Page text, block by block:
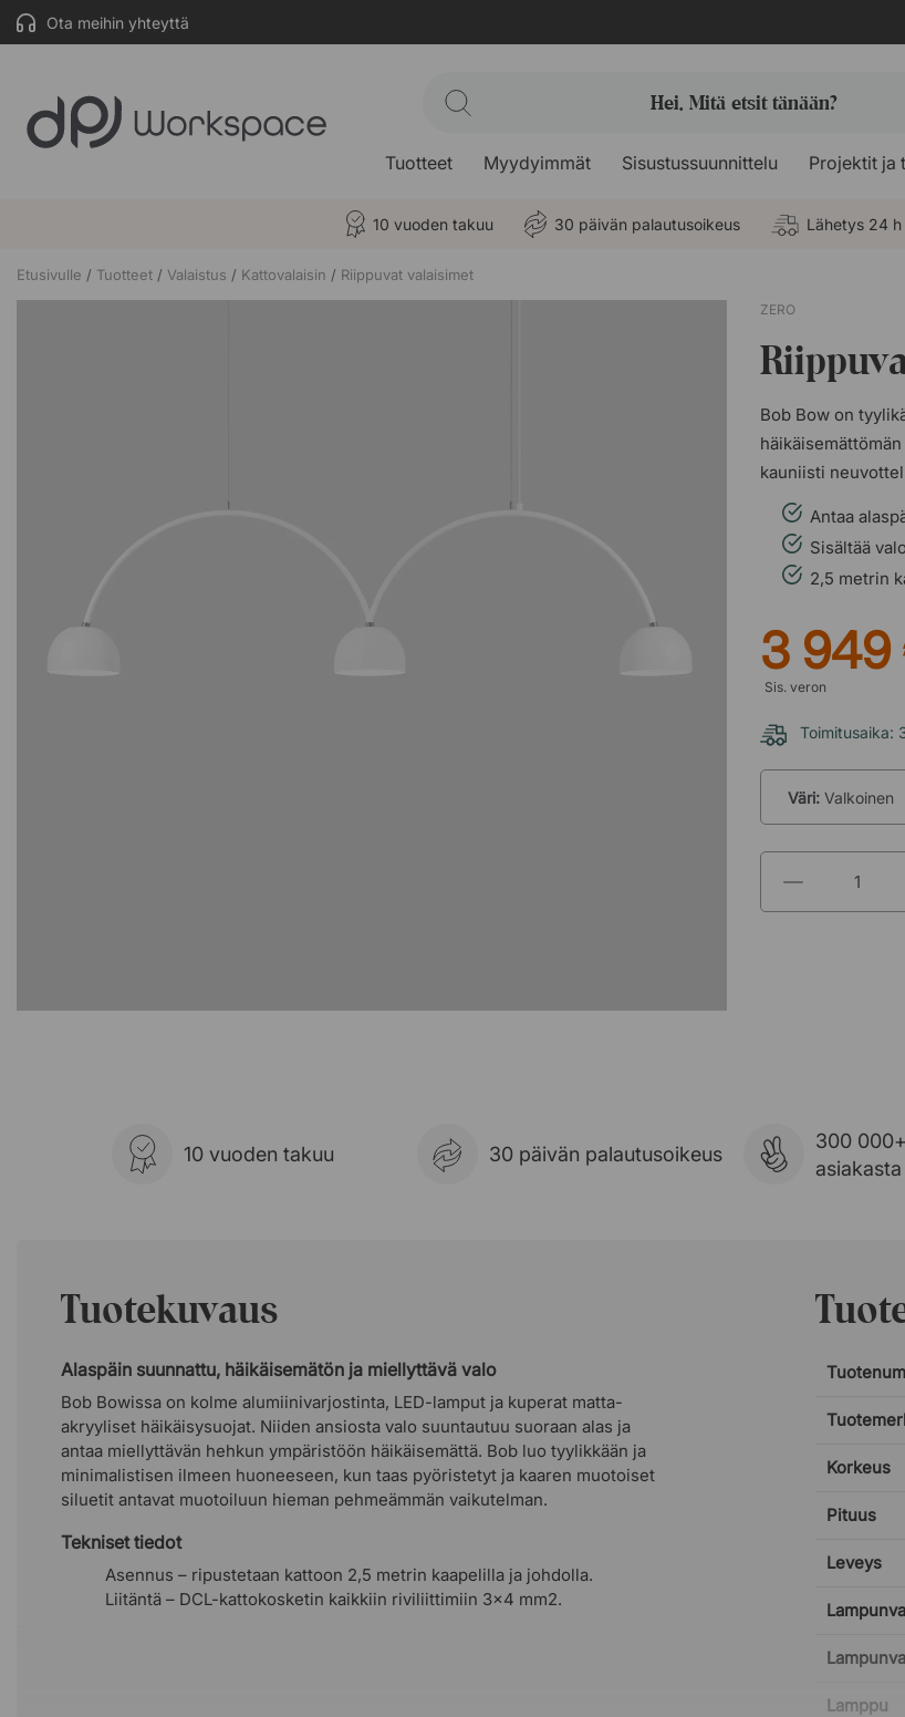
Ota meihin yhteyttä
Tuotteet Myydyimmät Sisustussuunnittelu Projektit ja
10 vuoden takuu 30 päivän palautusoikeus Lähetys 24 h
Etusivulle Tuotteet Valaistus Kattovalaisin Riippuvat valaisimet
ZERO
Bob Bow on
kauniisti
Antaa
Sisältää
2,5 metrin
3 949
Sis. veron
Toimitusaika:
Väri: Valkoinen
10 vuoden takuu 30 päivän palautusoikeus
300
asiakasta
Tuotekuvaus
Alaspäin suunnattu, häikäisemätön ja miellyttävä valo
Bob Bowissa on kolme alumiinivarjostinta, LED-lamput ja kuperat matta-
akryyliset häikäisysuojat. Niiden ansiosta valo suuntautuu suoraan alas ja
antaa miellyttävän hehkun ympäristöön häikäisemättä. Bob luo tyylikkään ja
minimalistisen ilmeen huoneeseen, kun taas pyöristetyt ja kaaren muotoiset
siluetit antavat muotoiluun hieman pehmeämmän vaikutelman.
Tekniset tiedot
Asennus – ripustetaan kattoon 2,5 metrin kaapelilla ja johdolla.
Liitäntä – DCL-kattokosketin kaikkiin riviliittimiin 3x4 mm2.
Korkeus
Pituus
Leveys
Lamppu